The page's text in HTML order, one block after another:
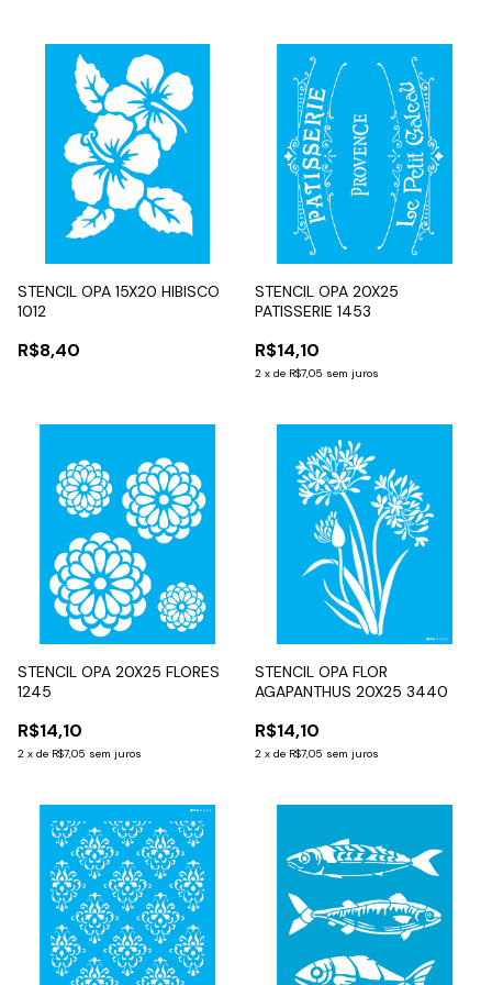
STENCIL OPA 15X20 HIBISCO
1012
R$8,40
STENCIL OPA 20X25
PATISSERIE 1453
R$14,10
2 x de R$7,05 sem juros
STENCIL OPA 20X25 FLORES
1245
R$14,10
2 x de R$7,05 sem juros
STENCIL OPA FLOR
AGAPANTHUS 20X25 3440
R$14,10
2 x de R$7,05 sem juros